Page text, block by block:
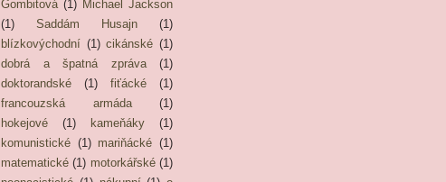
Gombitová (1) Michael Jackson
(1)
Saddám Husajn
(1)
blízkovýchodní (1) cikánské (1)
dobrá a špatná zpráva
(1)
doktorandské
(1) fiťácké
(1)
francouzská armáda
(1)
hokejové
(1) kameňáky
(1)
komunistické (1) mariňácké (1)
matematické (1) motorkářské (1)